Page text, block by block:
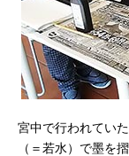
宮中で行われてい
（＝若水）で墨を